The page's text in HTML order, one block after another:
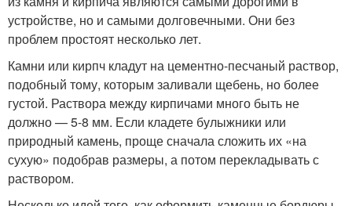
устройстве, но и самыми долговечными. Они без
проблем простоят несколько лет.
Камни или кирпч кладут на цементно-песчаный раствор,
подобный тому, которым заливали щебень, но более
густой. Раствора между кирпичами много быть не
должно — 5-8 мм. Если кладете булыжники или
природный камень, проще сначала сложить их «на
сухую» подобрав размеры, а потом перекладывать с
раствором.